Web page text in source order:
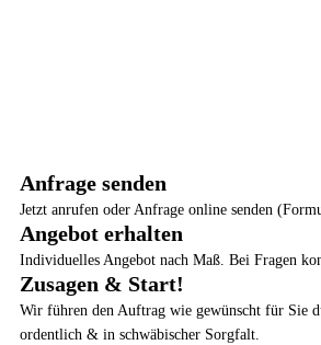
Anfrage senden
Jetzt anrufen oder Anfrage online senden
Angebot erhalten
Individuelles Angebot nach Maß. Bei Fragen
Zusagen & Start!
Wir führen den Auftrag wie gewünscht für Sie
ordentlich & in schwäbischer Sorgfalt.